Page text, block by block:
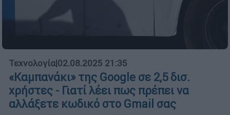
Τεχνολογία|02.08.2025 21:35
«Καμπανάκι» της Google σε 2,5 δισ.
χρήστες - Γιατί λέει πως πρέπει να
αλλάξετε κωδικό στο Gmail σας